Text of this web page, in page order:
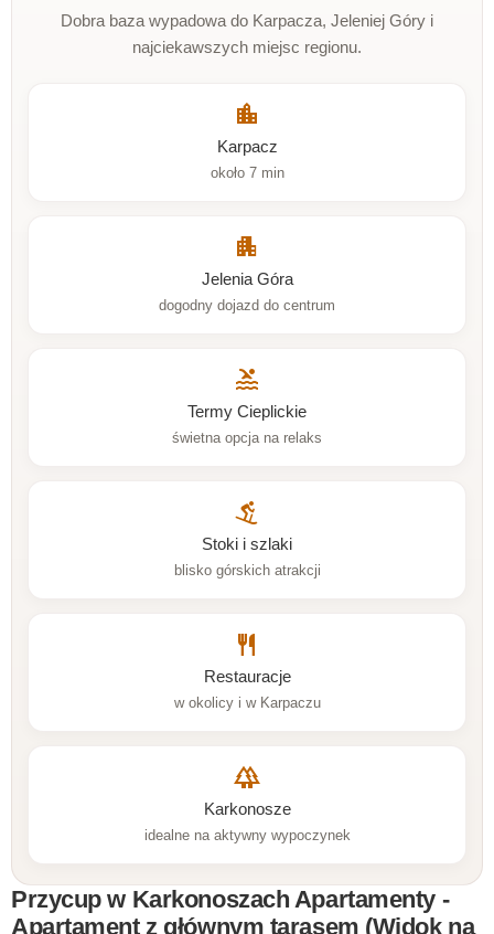
Dobra baza wypadowa do Karpacza, Jeleniej Góry i
najciekawszych miejsc regionu.
location_city
Karpacz
około 7 min
apartment
Jelenia Góra
dogodny dojazd do centrum
pool
Termy Cieplickie
świetna opcja na relaks
downhill_skiing
Stoki i szlaki
blisko górskich atrakcji
restaurant
Restauracje
w okolicy i w Karpaczu
forest
Karkonosze
idealne na aktywny wypoczynek
Przycup w Karkonoszach Apartamenty -
Apartament z głównym tarasem (Widok na